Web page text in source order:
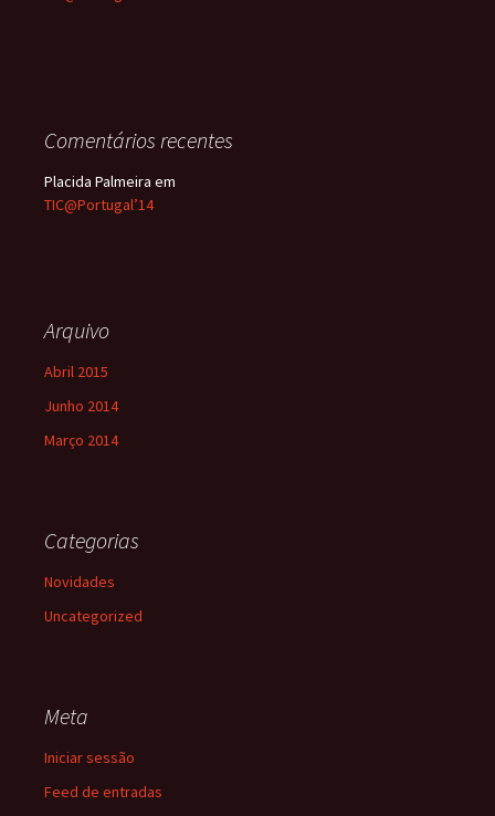
Comentários recentes
Placida Palmeira em
TIC@Portugal’14
Arquivo
Abril 2015
Junho 2014
Março 2014
Categorias
Novidades
Uncategorized
Meta
Iniciar sessão
Feed de entradas